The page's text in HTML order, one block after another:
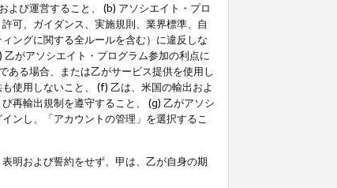
よび運営すること、 (b) アソシエイト・プロ
可、ガイダンス、実施規則、業界標準、自
ングに関する全ルールを含む）に違反しな
がアソシエイト・プログラム参加の利点に
ある場合、または乙がサービス提供を使用し
使用しないこと、 (f) 乙は、米国の輸出およ
再輸出規制を遵守すること、 (g) 乙がアソシ
ンし、「アカウントの管理」を選択するこ
明および誓約をせず、甲は、乙が自身の期